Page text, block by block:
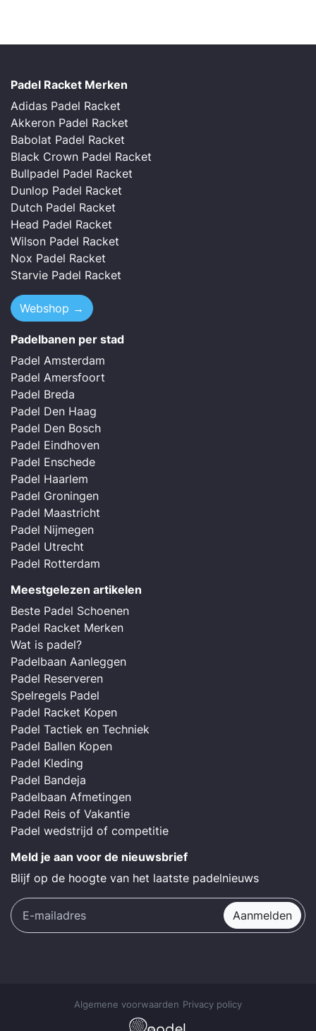
Padel Racket Merken
Adidas Padel Racket
Akkeron Padel Racket
Babolat Padel Racket
Black Crown Padel Racket
Bullpadel Padel Racket
Dunlop Padel Racket
Dutch Padel Racket
Head Padel Racket
Wilson Padel Racket
Nox Padel Racket
Starvie Padel Racket
Webshop →
Padelbanen per stad
Padel Amsterdam
Padel Amersfoort
Padel Breda
Padel Den Haag
Padel Den Bosch
Padel Eindhoven
Padel Enschede
Padel Haarlem
Padel Groningen
Padel Maastricht
Padel Nijmegen
Padel Utrecht
Padel Rotterdam
Meestgelezen artikelen
Beste Padel Schoenen
Padel Racket Merken
Wat is padel?
Padelbaan Aanleggen
Padel Reserveren
Spelregels Padel
Padel Racket Kopen
Padel Tactiek en Techniek
Padel Ballen Kopen
Padel Kleding
Padel Bandeja
Padelbaan Afmetingen
Padel Reis of Vakantie
Padel wedstrijd of competitie
Meld je aan voor de nieuwsbrief
Blijf op de hoogte van het laatste padelnieuws
Aanmelden
Algemene voorwaarden Privacy policy